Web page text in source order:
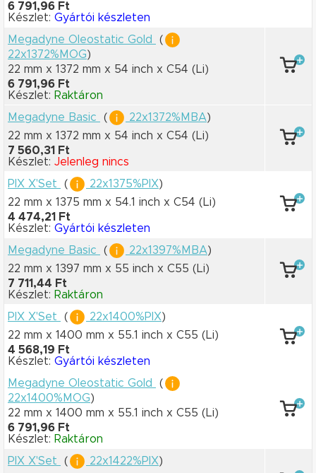
6 791,96 Ft
Készlet: Gyártói készleten
Megadyne Oleostatic Gold
(
22x1372%MOG)
22 mm x 1372 mm x 54 inch x C54 (Li)
6 791,96 Ft
Készlet: Raktáron
Megadyne Basic
( 22x1372%MBA)
22 mm x 1372 mm x 54 inch x C54 (Li)
7 560,31 Ft
Készlet: Jelenleg nincs
PIX X'Set
( 22x1375%PIX)
22 mm x 1375 mm x 54.1 inch x C54 (Li)
4 474,21 Ft
Készlet: Gyártói készleten
Megadyne Basic
( 22x1397%MBA)
22 mm x 1397 mm x 55 inch x C55 (Li)
7 711,44 Ft
Készlet: Raktáron
PIX X'Set
( 22x1400%PIX)
22 mm x 1400 mm x 55.1 inch x C55 (Li)
4 568,19 Ft
Készlet: Gyártói készleten
Megadyne Oleostatic Gold
(
22x1400%MOG)
22 mm x 1400 mm x 55.1 inch x C55 (Li)
6 791,96 Ft
Készlet: Raktáron
PIX X'Set
( 22x1422%PIX)